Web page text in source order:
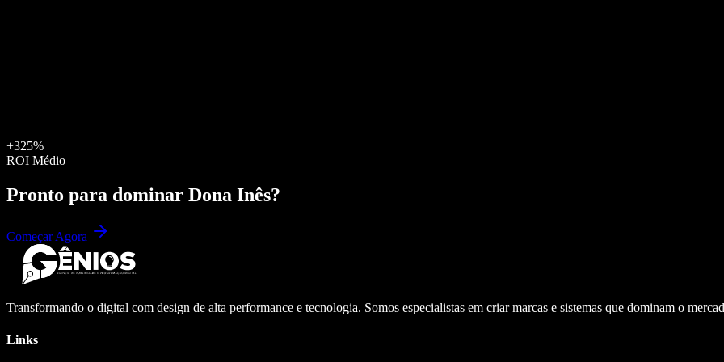
+325%
ROI Médio
Pronto para dominar Dona Inês?
Começar Agora
Transformando o digital com design de alta performance e tecnologia. Somos especialistas em criar marcas e sistemas que dominam o
Links